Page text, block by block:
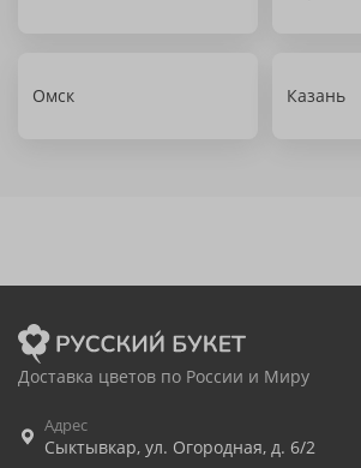
Омск Казань
Доставка цветов по России и Миру
Адрес
Сыктывкар, ул. Огородная, д. 6/2